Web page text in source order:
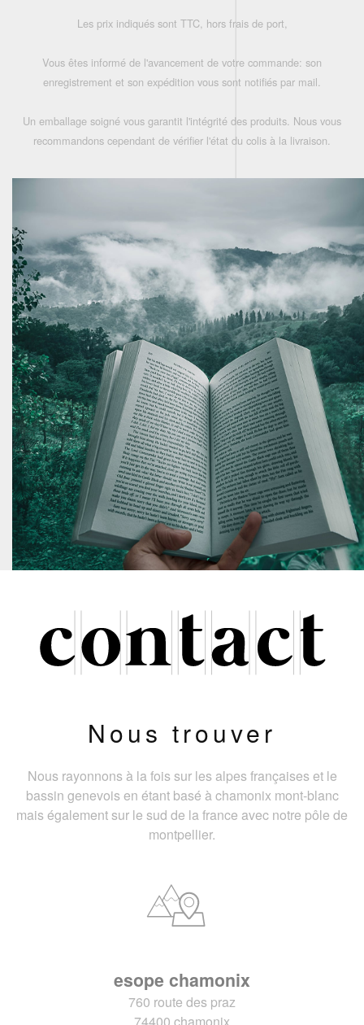
Les prix indiqués sont TTC, hors frais de port,
Vous êtes informé de l'avancement de votre commande: son
enregistrement et son expédition vous sont notifiés par mail.
Un emballage soigné vous garantit l'intégrité des produits. Nous vous
recommandons cependant de vérifier l'état du colis à la livraison.
Nous trouver
Nous rayonnons à la fois sur les alpes françaises et le
bassin genevois en étant basé à chamonix mont-blanc
mais également sur le sud de la france avec notre pôle de
montpellier.
esope chamonix
760 route des praz
74400 chamonix